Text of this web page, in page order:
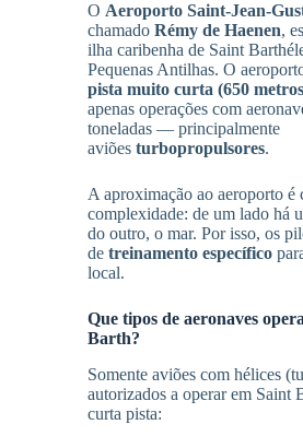
O Aeroporto Saint-Jean-
chamado Rémy de Haenen,
ilha caribenha de Saint
Pequenas Antilhas. O
pista muito curta (650
apenas operações com
toneladas — principalmente
aviões turbopropulsores.
A aproximação ao aeroporto é
complexidade: de um lado há
do outro, o mar. Por isso, os
de treinamento específico
local.
Que tipos de aeronaves
Barth?
Somente aviões com hélices
autorizados a operar em Saint
curta pista: